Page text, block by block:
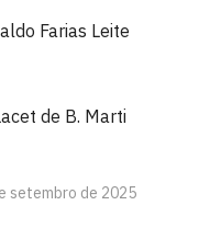
Farias Leite
de B. Marti
setembro de 2025